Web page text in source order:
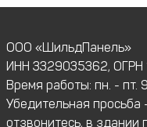
ООО «ШильдПанель»
ИНН 3329035362, ОГРН
Время работы: пн. - пт.
Убедительная
отзвонитесь, в здании